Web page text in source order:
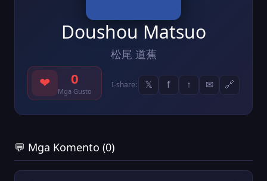
Doushou Matsuo
松尾 道蕉
❤ 0
Mga Gusto
I-share: 𝕏 f ↑ ✉ 🔗
💬 Mga Komento (0)